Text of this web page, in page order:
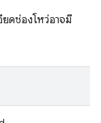
ยดช่องโหว่อาจมี